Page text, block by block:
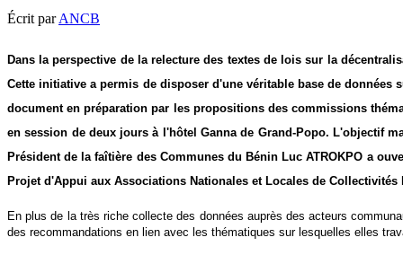
Écrit parANCB
Dans la perspective de la relecture des textes de lois sur la
Cette initiative a permis de disposer d'une véritable base de
document en préparation par les propositions des commissions
en session de deux jours à l'hôtel Ganna de Grand-Popo. L'objectif
Président de la faîtière des Communes du Bénin Luc ATROKPO a
Projet d'Appui aux Associations Nationales et Locales de Collectivités
En plus de la très riche collecte des données auprès des acteurs
des recommandations en lien avec les thématiques sur lesquelles elles